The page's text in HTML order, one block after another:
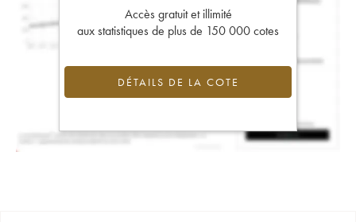
Accès gratuit et illimité
aux statistiques de plus de 150 000 cotes
DÉTAILS DE LA COTE